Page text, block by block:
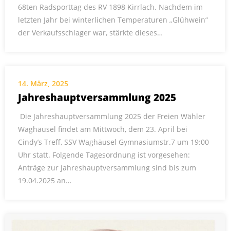
68ten Radsporttag des RV 1898 Kirrlach. Nachdem im
letzten Jahr bei winterlichen Temperaturen „Glühwein“
der Verkaufsschlager war, stärkte dieses…
14. März, 2025
Jahreshauptversammlung 2025
Die Jahreshauptversammlung 2025 der Freien Wähler
Waghäusel findet am Mittwoch, dem 23. April bei
Cindy’s Treff, SSV Waghäusel Gymnasiumstr.7 um 19:00
Uhr statt. Folgende Tagesordnung ist vorgesehen:
Anträge zur Jahreshauptversammlung sind bis zum
19.04.2025 an…